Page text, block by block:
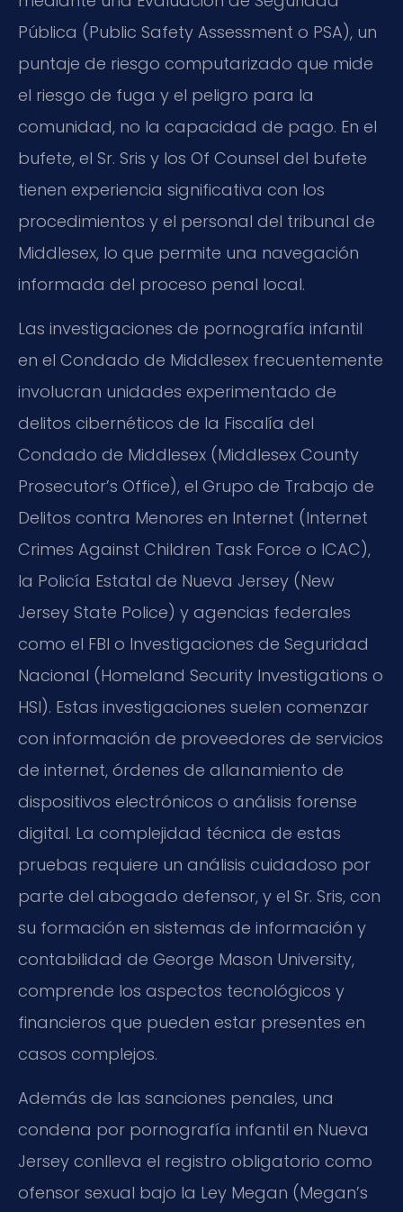
Pública (Public Safety Assessment o PSA), un
puntaje de riesgo computarizado que mide
el riesgo de fuga y el peligro para la
comunidad, no la capacidad de pago. En el
bufete, el Sr. Sris y los Of Counsel del bufete
tienen experiencia significativa con los
procedimientos y el personal del tribunal de
Middlesex, lo que permite una navegación
informada del proceso penal local.
Las investigaciones de pornografía infantil
en el Condado de Middlesex frecuentemente
involucran unidades experimentado de
delitos cibernéticos de la Fiscalía del
Condado de Middlesex (Middlesex County
Prosecutor’s Office), el Grupo de Trabajo de
Delitos contra Menores en Internet (Internet
Crimes Against Children Task Force o ICAC),
la Policía Estatal de Nueva Jersey (New
Jersey State Police) y agencias federales
como el FBI o Investigaciones de Seguridad
Nacional (Homeland Security Investigations o
HSI). Estas investigaciones suelen comenzar
con información de proveedores de servicios
de internet, órdenes de allanamiento de
dispositivos electrónicos o análisis forense
digital. La complejidad técnica de estas
pruebas requiere un análisis cuidadoso por
parte del abogado defensor, y el Sr. Sris, con
su formación en sistemas de información y
contabilidad de George Mason University,
comprende los aspectos tecnológicos y
financieros que pueden estar presentes en
casos complejos.
Además de las sanciones penales, una
condena por pornografía infantil en Nueva
Jersey conlleva el registro obligatorio como
ofensor sexual bajo la Ley Megan (Megan’s